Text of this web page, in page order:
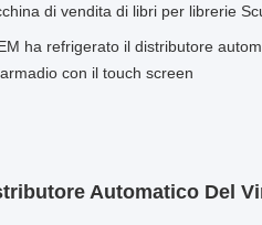
di vendita di libri per librerie
ha refrigerato il distributore
con il touch screen
Automatico Del